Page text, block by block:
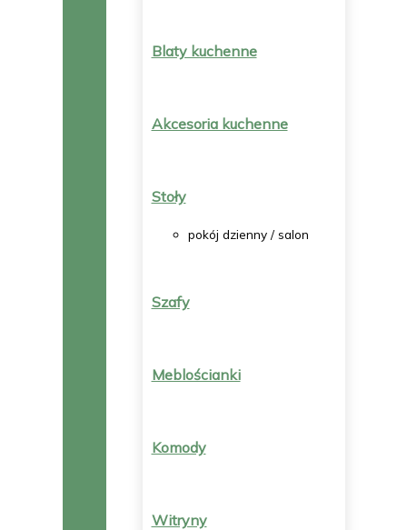
Blaty kuchenne
Akcesoria kuchenne
Stoły
pokój dzienny / salon
Szafy
Meblościanki
Komody
Witryny